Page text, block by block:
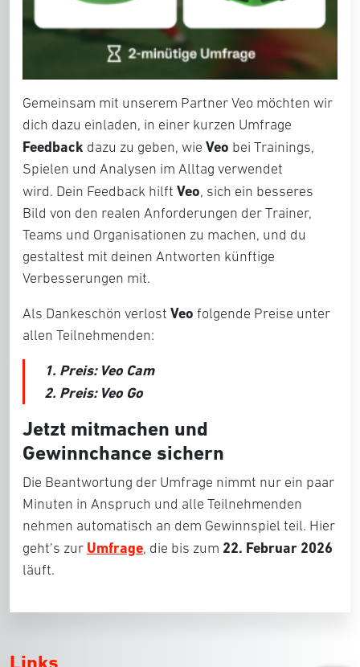
Gemeinsam mit unserem Partner Veo möchten wir
dich dazu einladen, in einer kurzen Umfrage
Feedback dazu zu geben, wie Veo bei Trainings,
Spielen und Analysen im Alltag verwendet
wird. Dein Feedback hilft Veo, sich ein besseres
Bild von den realen Anforderungen der Trainer,
Teams und Organisationen zu machen, und du
gestaltest mit deinen Antworten künftige
Verbesserungen mit.
Als Dankeschön verlost Veo folgende Preise unter
allen Teilnehmenden:
1. Preis: Veo Cam
2. Preis: Veo Go
Jetzt mitmachen und
Gewinnchance sichern
Die Beantwortung der Umfrage nimmt nur ein paar
Minuten in Anspruch und alle Teilnehmenden
nehmen automatisch an dem Gewinnspiel teil. Hier
geht’s zur Umfrage, die bis zum 22. Februar 2026
läuft.